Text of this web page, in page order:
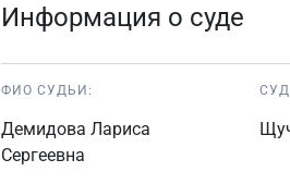
Информация о суде
ФИО СУДЬИ:
Демидова Лариса
Сергеевна